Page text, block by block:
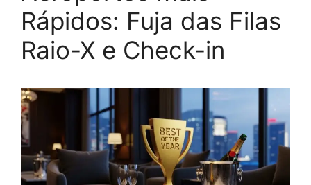
Rápidos: Fuja das Filas
Raio-X e Check-in